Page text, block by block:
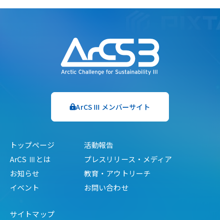
ArCS III メンバーサイト
トップページ
ArCS Ⅲとは
お知らせ
イベント
活動報告
プレスリリース・メディア
教育・アウトリーチ
お問い合わせ
サイトマップ